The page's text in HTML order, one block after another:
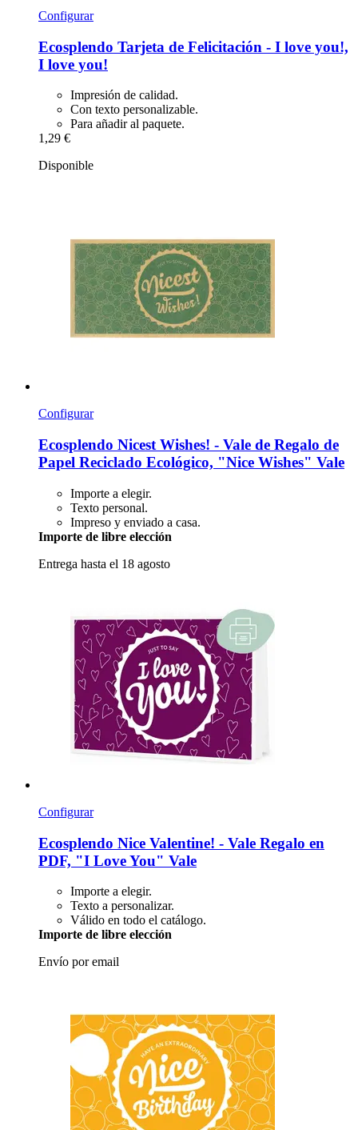
Configurar
Ecosplendo Tarjeta de Felicitación -​ I love you!,
I love you!
Impresión de calidad.
Con texto personalizable.
Para añadir al paquete.
1,29 €
Disponible
Configurar
Ecosplendo Nicest Wishes! -​ Vale de Regalo de
Papel Reciclado Ecológico, "Nice Wishes" Vale
Importe a elegir.
Texto personal.
Impreso y enviado a casa.
Importe de libre elección
Entrega hasta el 18 agosto
Configurar
Ecosplendo Nice Valentine! -​ Vale Regalo en
PDF, "I Love You" Vale
Importe a elegir.
Texto a personalizar.
Válido en todo el catálogo.
Importe de libre elección
Envío por email